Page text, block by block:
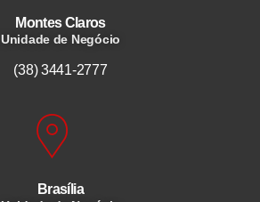
Montes Claros
Unidade de Negócio
(38) 3441-2777
Brasília